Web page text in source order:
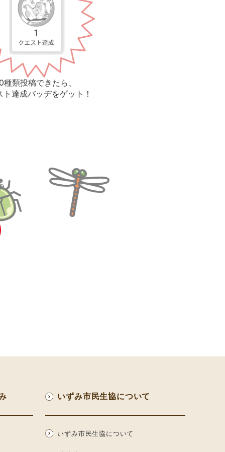
種類投稿できたら、
ト達成バッヂをゲット！
いずみ市民生協について
いずみ市民生協について